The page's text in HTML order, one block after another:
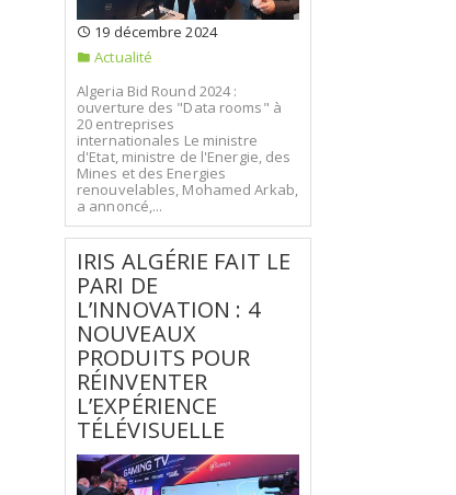
19 décembre 2024
Actualité
Algeria Bid Round 2024 :
ouverture des "Data rooms" à
20 entreprises
internationales Le ministre
d'Etat, ministre de l'Energie, des
Mines et des Energies
renouvelables, Mohamed Arkab,
a annoncé,...
IRIS ALGÉRIE FAIT LE
PARI DE
L’INNOVATION : 4
NOUVEAUX
PRODUITS POUR
RÉINVENTER
L’EXPÉRIENCE
TÉLÉVISUELLE